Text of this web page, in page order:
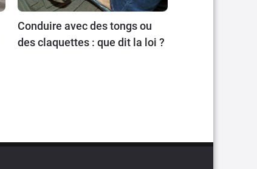
Conduire avec des tongs ou
des claquettes : que dit la loi ?